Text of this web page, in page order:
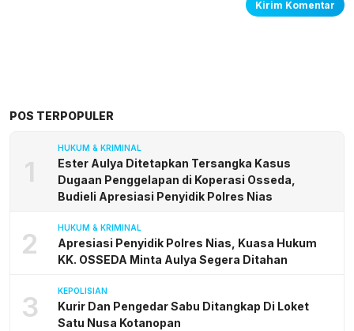
POS TERPOPULER
1
HUKUM & KRIMINAL
Ester Aulya Ditetapkan Tersangka Kasus
Dugaan Penggelapan di Koperasi Osseda,
Budieli Apresiasi Penyidik Polres Nias
2 HUKUM & KRIMINAL
Apresiasi Penyidik Polres Nias, Kuasa Hukum
KK. OSSEDA Minta Aulya Segera Ditahan
3 KEPOLISIAN
Kurir Dan Pengedar Sabu Ditangkap Di Loket
Satu Nusa Kotanopan